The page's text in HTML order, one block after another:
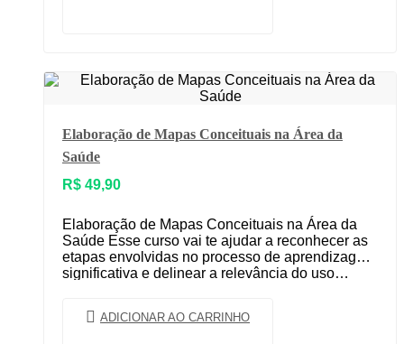
Elaboração de Mapas Conceituais na Área da
Saúde
R$ 49,90
Elaboração de Mapas Conceituais na Área da
Saúde Esse curso vai te ajudar a reconhecer as
etapas envolvidas no processo de aprendizagem
significativa e delinear a relevância do uso…
ADICIONAR AO CARRINHO